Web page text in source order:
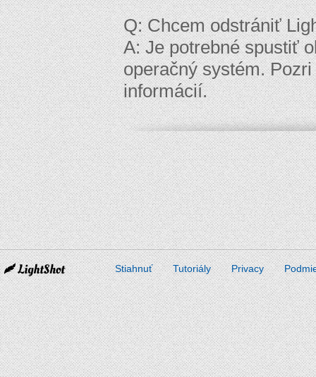
Q: Chcem odstrániť
A: Je potrebné spustiť
operačný systém. Pozri
informácií.
Stiahnuť Tutoriály Privacy